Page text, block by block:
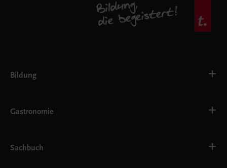
Bildung
AHS
EWF/ZWF
FW
Gastronomie
Getränke
Sachbuch